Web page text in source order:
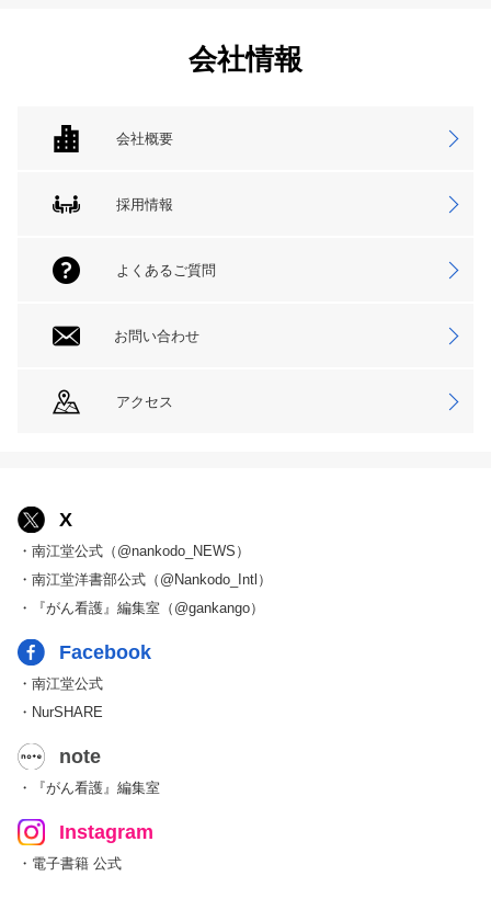
会社情報
会社概要
採用情報
よくあるご質問
お問い合わせ
アクセス
X
・南江堂公式（@nankodo_NEWS）
・南江堂洋書部公式（@Nankodo_Intl）
・『がん看護』編集室（@gankango）
Facebook
・南江堂公式
・NurSHARE
note
・『がん看護』編集室
Instagram
・電子書籍 公式